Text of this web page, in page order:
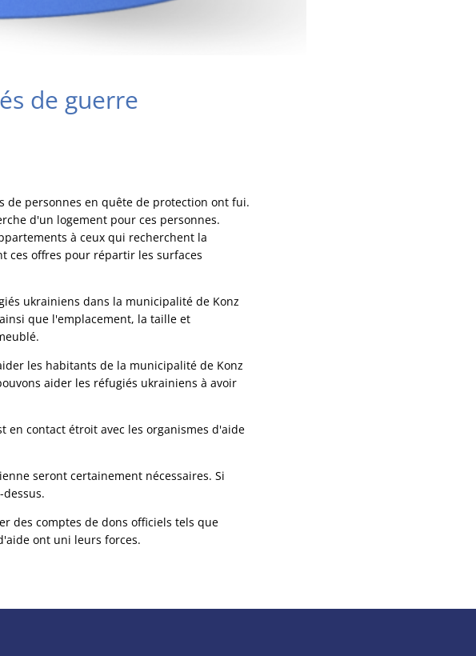
de guerre
de personnes en quête de protection ont fui.
d'un logement pour ces personnes.
à ceux qui recherchent la
ces offres pour répartir les surfaces
ukrainiens dans la municipalité de Konz
que l'emplacement, la taille et
les habitants de la municipalité de Konz
aider les réfugiés ukrainiens à avoir
contact étroit avec les organismes d'aide
seront certainement nécessaires. Si
des comptes de dons officiels tels que
ont uni leurs forces.